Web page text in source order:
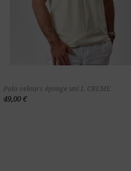
Ajouter au
Polo velours éponge uni L CREME
49,00 €